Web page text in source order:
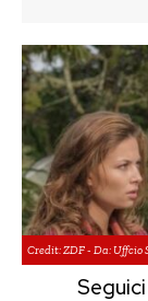
Credit: ZDF - Da: Uffcio